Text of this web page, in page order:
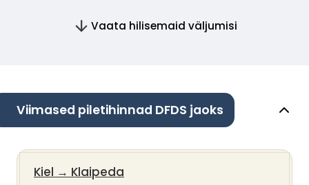
Vaata hilisemaid väljumisi
Viimased piletihinnad DFDS jaoks
Kiel → Klaipeda